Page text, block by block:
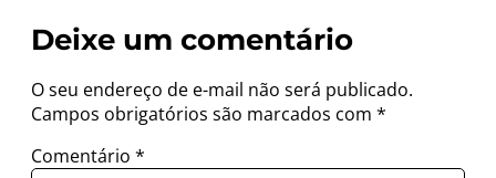
Deixe um comentário
O seu endereço de e-mail não será publicado.
Campos obrigatórios são marcados com *
Comentário *